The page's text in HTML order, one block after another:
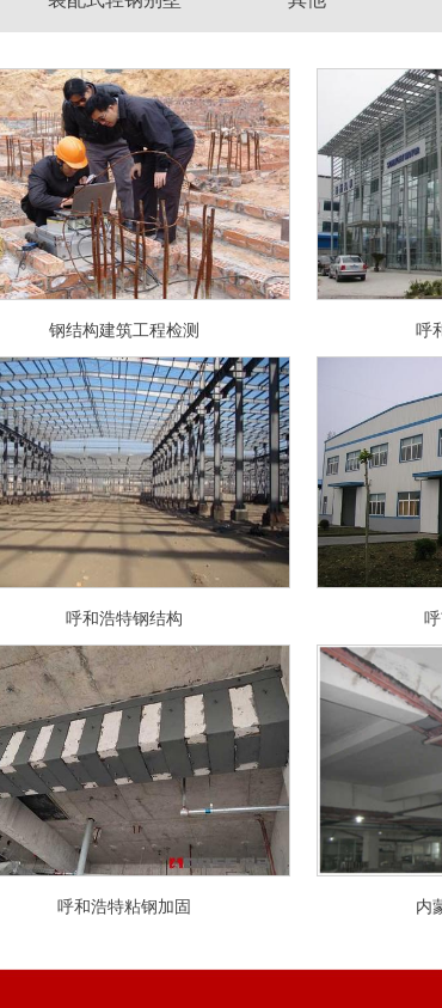
钢结构建筑工程检测 呼
呼和浩特钢结构
呼和浩特粘钢加固 内